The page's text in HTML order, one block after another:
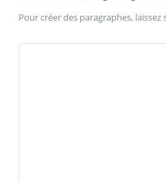
Pour créer des paragraphes,